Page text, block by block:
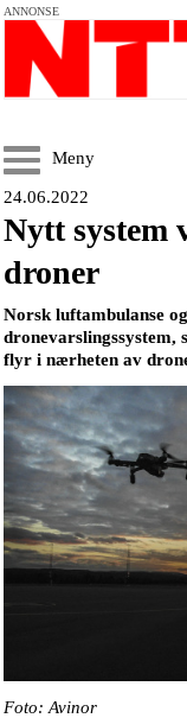
ANNONSE
Meny
24.06.2022
Nytt system
droner
Norsk luftambulanse
dronevarslingssystem,
flyr i nærheten av
Foto: Avinor